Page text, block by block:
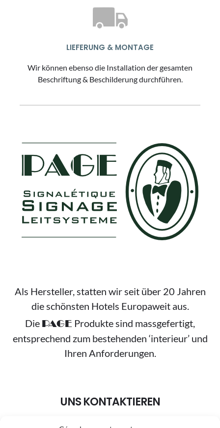
LIEFERUNG & MONTAGE
Wir können ebenso die Installation der gesamten
Beschriftung & Beschilderung durchführen.
Als Hersteller, statten wir seit über 20 Jahren
die schönsten Hotels Europaweit aus.
Die PAGE Produkte sind massgefertigt,
entsprechend zum bestehenden ‘interieur’ und
Ihren Anforderungen.
UNS KONTAKTIEREN